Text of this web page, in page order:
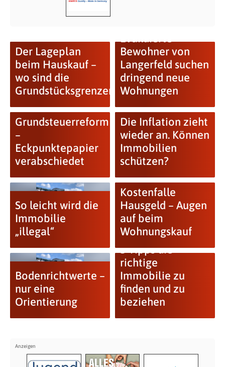
Der Lageplan
beim Hauskauf –
wo sind die
Grundstücksgrenzen?
Bewohner von
Langerfeld suchen
dringend neue
Wohnungen
Grundsteuerreform
–
Eckpunktepapier
verabschiedet
Die Inflation zieht
wieder an. Können
Immobilien
schützen?
So leicht wird die
Immobilie
„illegal“
Kostenfalle
Hausgeld – Augen
auf beim
Wohnungskauf
Bodenrichtwerte –
nur eine
Orientierung
5 Tipps die
richtige
Immobilie zu
finden und zu
beziehen